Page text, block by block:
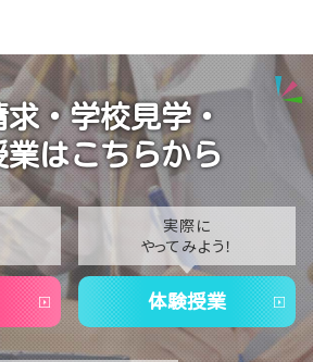
介の「自習室編」✨
溢れたオープンスクール😊在校生の
で素敵な1日に🌷
校期間のお知らせ🍉
・学校見学・
業はこちらから
実際に
やってみよう！
体験授業